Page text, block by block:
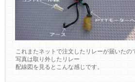
これまたネットで注文したリレーが届いたの
写真は取り外したリレー
配線図を見るとこんな感じです。